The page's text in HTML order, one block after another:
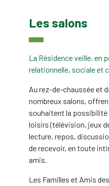
Les salons
La Résidence veille, en
relationnelle, sociale et
Au rez-de-chaussée et
nombreux salons,
souhaitent la possibilité
loisirs (télévision, jeux
lecture, repos,
de recevoir, en toute
amis.
Les Familles et Amis